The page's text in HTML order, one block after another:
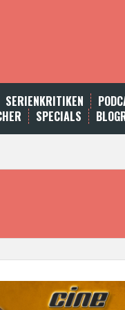
SERIENKRITIKEN
SPECIALS